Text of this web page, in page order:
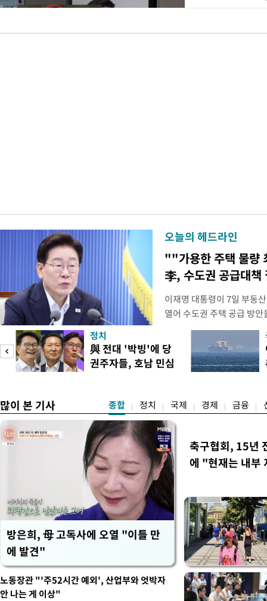
오늘의 헤드라인
""가용한 주택 물량
李, 수도권 공급대책
이재명 대통령이 7일 부동
열어 수도권 주택 공급 방
령은 이날 오후 2시 청와
를 비공개로 주재한다. 지
공개 회의에서 "가용한 주
라"고 지시한 지 나흘 만이
정치
與 전대 '박빙'에 당
권주자들, 호남 민심
많이 본 기사 종합 정치 국제 경제 금융
방은희, 母 고독사에 오열 "이틀 만
에 발견"
축구협회, 15년
에 "현재는 내부
노동장관 "'주52시간 예외', 산업부와 엇박자
안 나는 게 이상"